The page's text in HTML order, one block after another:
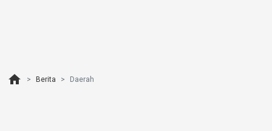
home Berita Daerah